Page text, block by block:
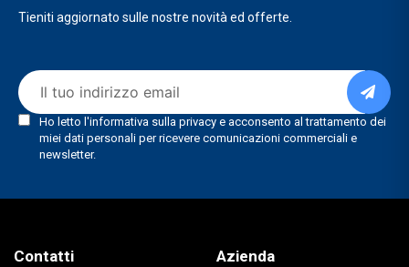
Tieniti aggiornato sulle nostre novità ed offerte.
Contatti Azienda